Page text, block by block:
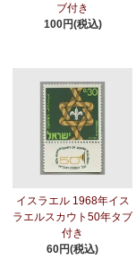
ブ付き
100円(税込)
イスラエル 1968年イス
ラエルスカウト50年タブ
付き
60円(税込)